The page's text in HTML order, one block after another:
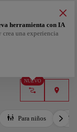
tus favoritos para crear
personalizado
pasos y descargable
NUEVO
herramienta con IA
crea una experiencia
Para niños